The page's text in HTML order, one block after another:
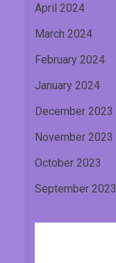
April 2024
March 2024
February 2024
January 2024
December 2023
November 2023
October 2023
September 2023